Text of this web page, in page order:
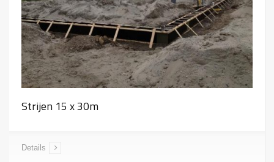
Strijen 15 x 30m
Details